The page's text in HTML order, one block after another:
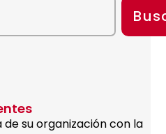
su organización con la